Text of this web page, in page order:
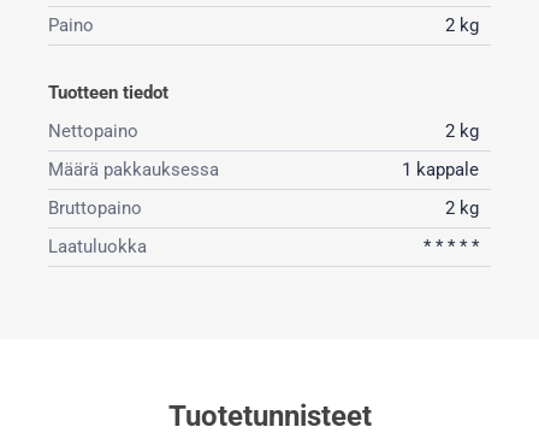
Paino
2 kg
Tuotteen tiedot
Nettopaino
2 kg
Määrä pakkauksessa
1 kappale
Bruttopaino
2 kg
Laatuluokka
* * * * *
Tuotetunnisteet